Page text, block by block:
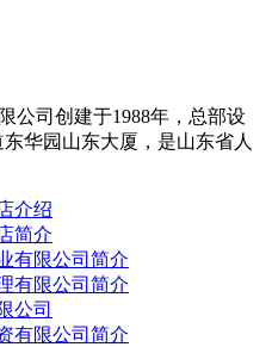
公司创建于1988年，总部设
华园山东大厦，是山东省人
介绍
简介
有限公司简介
有限公司简介
公司
有限公司简介